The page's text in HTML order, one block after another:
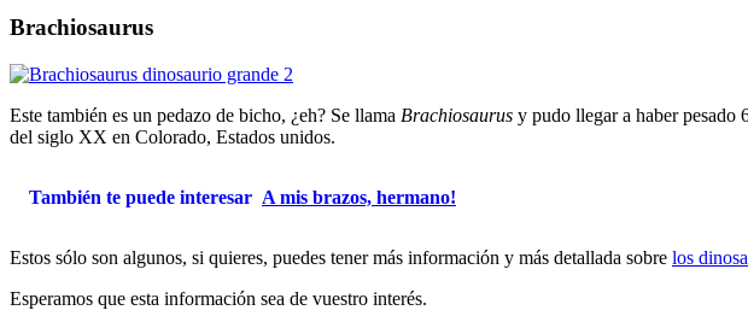
Brachiosaurus
Este también es un pedazo de bicho, ¿eh? Se llama Brachiosaurus y pudo llegar a haber pesado
del siglo XX en Colorado, Estados unidos.
También te puede interesar A mis brazos, hermano!
Estos sólo son algunos, si quieres, puedes tener más información y más detallada sobre los
Esperamos que esta información sea de vuestro interés.